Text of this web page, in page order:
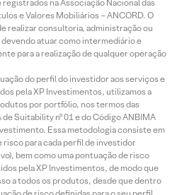
na Associação Nacional das
e Valores Mobiliários – ANCORD. O
realizar consultoria, administração ou
atuar como intermediário e
para a realização de qualquer operação
do perfil do investidor aos serviços e
pela XP Investimentos, utilizamos a
por portfólio, nos termos das
Suitability nº 01 e do Código ANBIMA
Essa metodologia consiste em
risco para cada perfil de investidor
bem como uma pontuação de risco
pela XP Investimentos, de modo que
a todos os produtos, desde que dentro